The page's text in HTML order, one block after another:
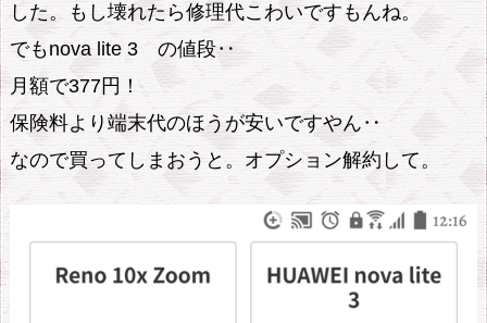
した。もし壊れたら修理代こわいですもんね。
でもnova lite 3 の値段‥
月額で377円！
保険料より端末代のほうが安いですやん‥
なので買ってしまおうと。オプション解約して。